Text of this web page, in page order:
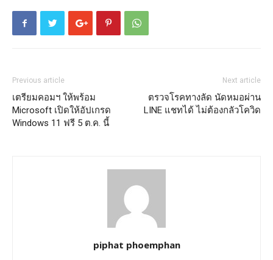
Previous article
เตรียมคอมฯ ให้พร้อม
Microsoft เปิดให้อัปเกรด
Windows 11 ฟรี 5 ต.ค. นี้
Next article
ตรวจโรคทางลัด นัดหมอผ่าน
LINE แชทได้ ไม่ต้องกลัวโควิด
piphat phoemphan